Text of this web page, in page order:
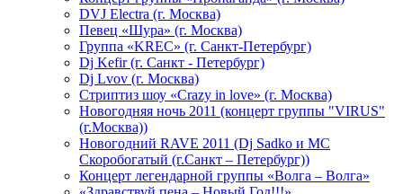
DVJ Electra (г. Москва)
Певец «Шура» (г. Москва)
Группа «KREC» (г. Санкт-Петербург)
Dj Kefir (г. Санкт - Петербург)
Dj Lvov (г. Москва)
Стриптиз шоу «Crazy in love» (г. Москва)
Новогодняя ночь 2011 (концерт группы "VIRUS"
(г.Москва))
Новогодний RAVE 2011 (Dj Sadko и MC
Скоробогатый (г.Санкт – Петербург))
Концерт легендарной группы «Волга – Волга»